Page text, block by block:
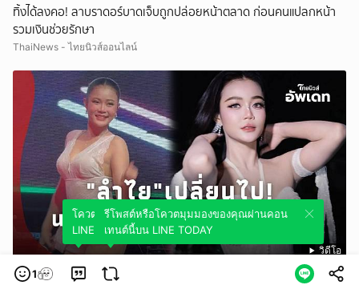
ทิ้งได้ลงคอ! ลาบราดอร์บาดเจ็บถูกปล่อยหน้าตลาด ก่อนคนแปลกหน้า
รวมเงินช่วยรักษา
ThaiNews - ไทยนิวส์ออนไลน์
วิดีโอ
เปิดภาพล่าสุด “ลำไย ไหทองคำ” เปลี่ยนไป! อวบขึ้นผิดตา แฟนคลับแห่
1
โควตมุมมองของคุณผ่านคอนเทนต์นี้บน
LINE TODAY
รีโพสต์หรือโควตมุมมองของคุณผ่านคอน
เทนต์นี้บน LINE TODAY